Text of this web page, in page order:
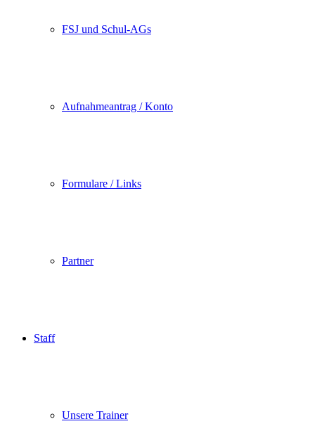
FSJ und Schul-AGs
Aufnahmeantrag / Konto
Formulare / Links
Partner
Staff
Unsere Trainer